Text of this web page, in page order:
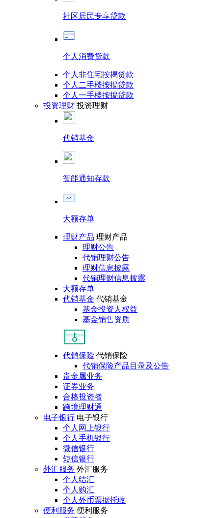
社区居民专享贷款
个人消费贷款
个人非住宅按揭贷款
个人二手楼按揭贷款
个人一手楼按揭贷款
投资理财 投资理财
代销基金
智能通知存款
大额存单
理财产品 理财产品
理财公告
代销理财公告
理财信息披露
代销理财信息披露
大额存单
代销基金 代销基金
基金投资人权益
基金销售资质
代销保险 代销保险
代销保险产品目录及公告
贵金属业务
证券业务
合格投资者
跨境理财通
电子银行 电子银行
个人网上银行
个人手机银行
微信银行
短信银行
外汇服务 外汇服务
个人结汇
个人购汇
个人外币票据托收
便利服务 便利服务